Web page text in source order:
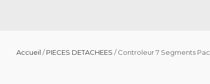
Accueil /PIECES DETACHEES / Controleur 7 Segments Pac